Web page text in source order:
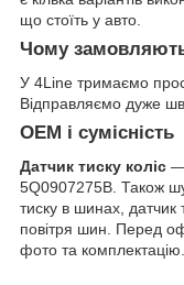
що стоїть у авто.
Чому
У 4Line тримаємо
Відправляємо дуже
OEM і сумісність
Датчик тиску коліс —
5Q0907275B. Також
тиску в шинах, датчик
повітря шин. Перед
фото та комплектацію.